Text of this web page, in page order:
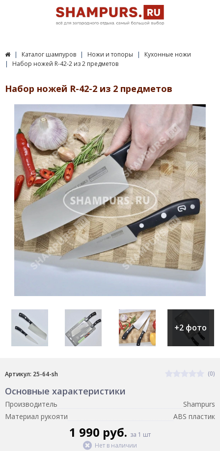
Каталог шампуров Ножи и топоры
Кухонные ножи
Набор ножей R-42-2 из 2 предметов
Набор ножей R-42-2 из 2 предметов
+2 фото
Артикул: 25-64-sh (0)
Основные характеристики
Производитель
Shampurs
Материал рукояти
ABS пластик
1 990 руб. за 1 шт
Нет в наличии